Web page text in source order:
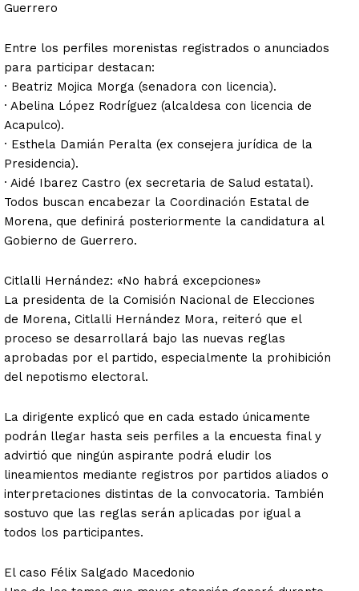
Guerrero
Entre los perfiles morenistas registrados o anunciados
para participar destacan:
· Beatriz Mojica Morga (senadora con licencia).
· Abelina López Rodríguez (alcaldesa con licencia de
Acapulco).
· Esthela Damián Peralta (ex consejera jurídica de la
Presidencia).
· Aidé Ibarez Castro (ex secretaria de Salud estatal).
Todos buscan encabezar la Coordinación Estatal de
Morena, que definirá posteriormente la candidatura al
Gobierno de Guerrero.
Citlalli Hernández: «No habrá excepciones»
La presidenta de la Comisión Nacional de Elecciones
de Morena, Citlalli Hernández Mora, reiteró que el
proceso se desarrollará bajo las nuevas reglas
aprobadas por el partido, especialmente la prohibición
del nepotismo electoral.
La dirigente explicó que en cada estado únicamente
podrán llegar hasta seis perfiles a la encuesta final y
advirtió que ningún aspirante podrá eludir los
lineamientos mediante registros por partidos aliados o
interpretaciones distintas de la convocatoria. También
sostuvo que las reglas serán aplicadas por igual a
todos los participantes.
El caso Félix Salgado Macedonio